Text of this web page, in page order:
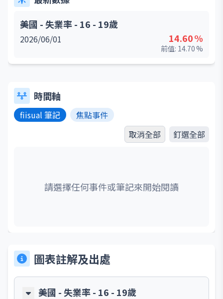
美國 - 失業率 - 16 - 19歲
2026/06/01 14.60%
前值: 14.70%
時間軸
fiisual 筆記
焦點事件
取消全部
釘選全部
請選擇任何事件或筆記來開始閱讀
圖表註解及出處
美國 - 失業率 - 16 - 19歲